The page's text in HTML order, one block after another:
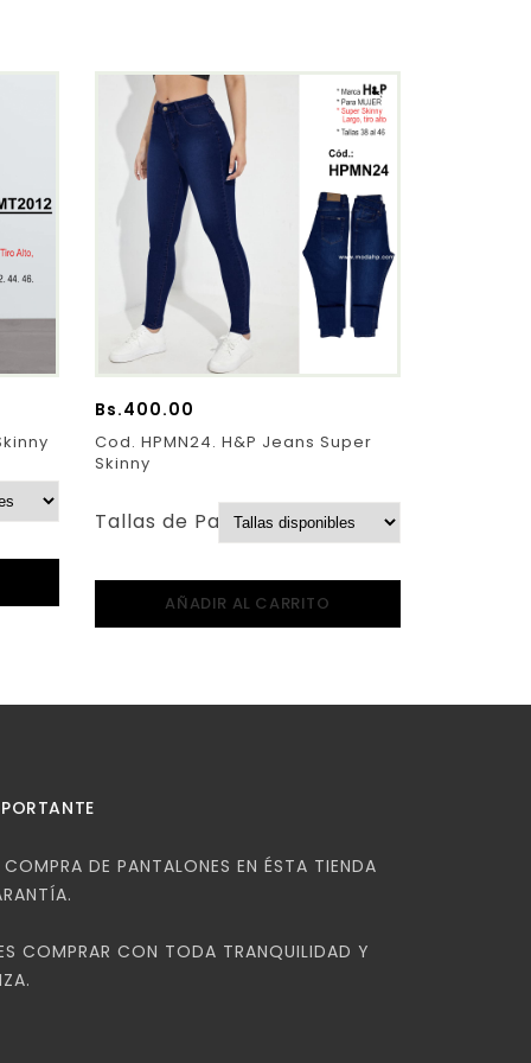
Bs.400.00
Cod. HPMN24. H&P Jeans Super
Skinny
Tallas de Pantalones:
AÑADIR AL CARRITO
DE PANTALONES EN ÉSTA TIENDA
COMPRAR CON TODA TRANQUILIDAD Y